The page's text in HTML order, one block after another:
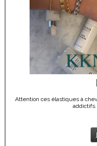
Attention ces élastiques à
addictifs.